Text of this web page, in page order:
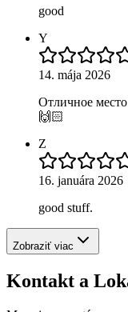
good
Y
14. mája 2026
Отличное
🙌🏻
Z
16. januára 2026
good stuff.
Zobraziť viac
Kontakt a